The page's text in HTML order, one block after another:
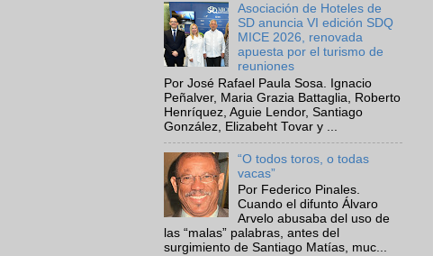
Asociación de Hoteles de
SD anuncia VI edición SDQ
MICE 2026, renovada
apuesta por el turismo de
reuniones
Por José Rafael Paula Sosa. Ignacio
Peñalver, Maria Grazia Battaglia, Roberto
Henríquez, Aguie Lendor, Santiago
González, Elizabeht Tovar y ...
“O todos toros, o todas
vacas”
Por Federico Pinales.
Cuando el difunto Álvaro
Arvelo abusaba del uso de
las “malas” palabras, antes del
surgimiento de Santiago Matías, muc...